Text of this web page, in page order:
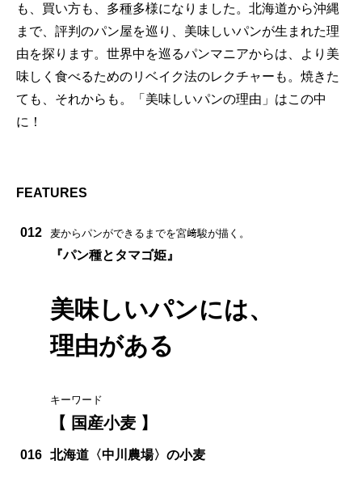
も、買い方も、多種多様になりました。北海道から沖縄
まで、評判のパン屋を巡り、美味しいパンが生まれた理
由を探ります。世界中を巡るパンマニアからは、より美
味しく食べるためのリベイク法のレクチャーも。焼きた
ても、それからも。「美味しいパンの理由」はこの中
に！
FEATURES
012 麦からパンができるまでを宮﨑駿が描く。
『パン種とタマゴ姫』
美味しいパンには、
理由がある
キーワード
【 国産小麦 】
016 北海道〈中川農場〉の小麦